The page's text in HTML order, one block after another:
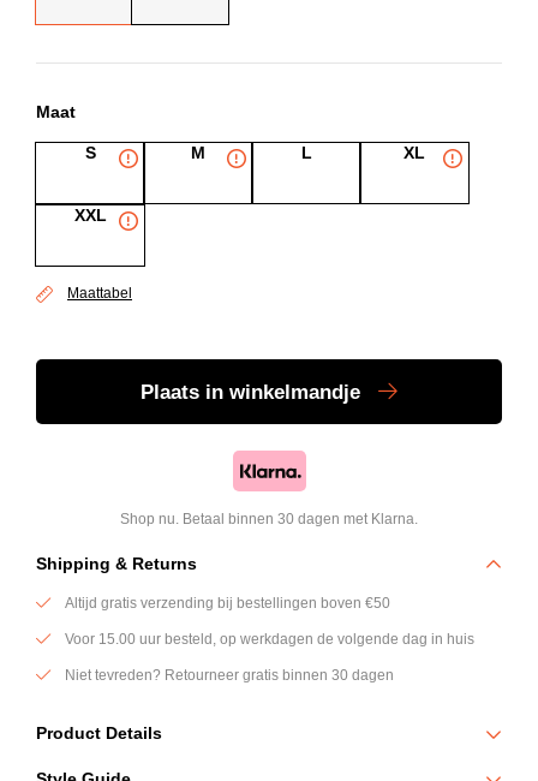
Maat
S M L XL
XXL
Maattabel
Plaats in winkelmandje
Shop nu. Betaal binnen 30 dagen met Klarna.
Shipping & Returns
Altijd gratis verzending bij bestellingen boven €50
Voor 15.00 uur besteld, op werkdagen de volgende dag in huis
Niet tevreden? Retourneer gratis binnen 30 dagen
Product Details
De Monogram Pantalon Alex van Genti combineert een moderne